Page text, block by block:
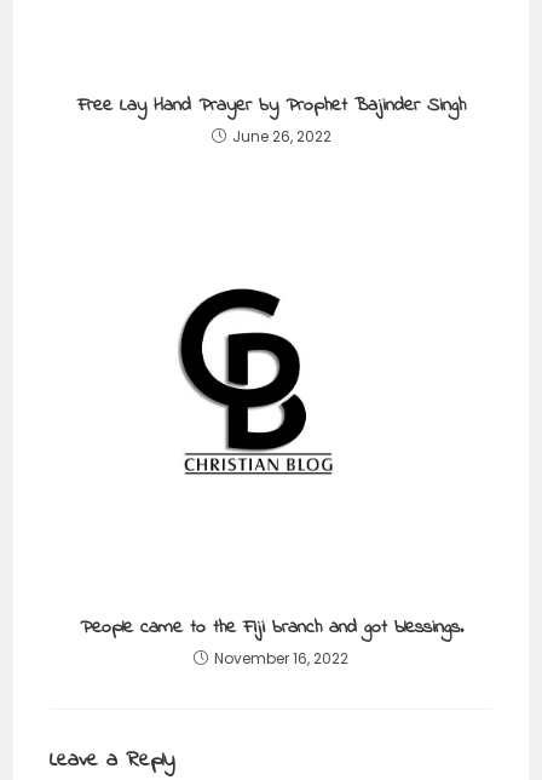
Free Lay Hand Prayer by Prophet Bajinder Singh
June 26, 2022
People came to the Fiji branch and got blessings.
November 16, 2022
Leave a Reply